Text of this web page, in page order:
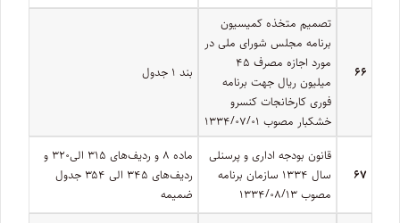
۶۶
تصمیم متخذه کمیسیون
برنامه مجلس شورای ملی در
مورد اجازه مصرف ۴۵
میلیون ریال جهت برنامه
فوری کارخانجات کنسرو
خشکبار مصوب ۱۳۳۴/۰۷/۰۱
بند ۱ جدول
۶۷
قانون بودجه اداری و پرسنلی
سال ۱۳۳۴ سازمان برنامه
مصوب ۱۳۳۴/۰۸/۱۳
ماده ۸ و ردیف‌های ۳۱۵ الی۳۲۰ و
ردیف‌های ۳۴۵ الی ۳۵۴ جدول
ضمیمه